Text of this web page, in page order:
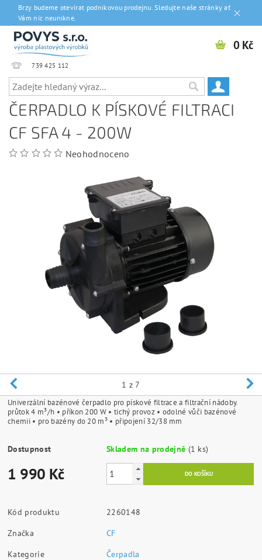
Brzy budeme otevírat podnikovou prodejnu. Sledujte naše stránky ať
Vám nic neunikne.
739 425 112
0 Kč
ČERPADLO K PÍSKOVÉ FILTRACI
CF SFA 4 - 200W
Neohodnoceno
1 z 7
Univerzální bazénové čerpadlo pro pískové filtrace a filtrační nádoby.
průtok 4 m³/h • příkon 200 W • tichý provoz • odolné vůči bazénové
chemii • pro bazény do 20 m³ • připojení 32/38 mm
Dostupnost Skladem na prodejně (1 ks)
1 990 Kč
Kód produktu
2260148
Značka
CF
Kategorie
Čerpadla